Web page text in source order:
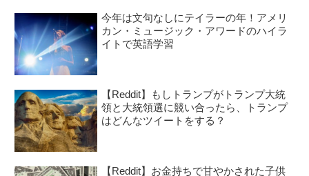
今年は文句なしにテイラーの年！アメリ
カン・ミュージック・アワードのハイラ
イトで英語学習
【Reddit】もしトランプがトランプ大統
領と大統領選に競い合ったら、トランプ
はどんなツイートをする？
【Reddit】お金持ちで甘やかされた子供